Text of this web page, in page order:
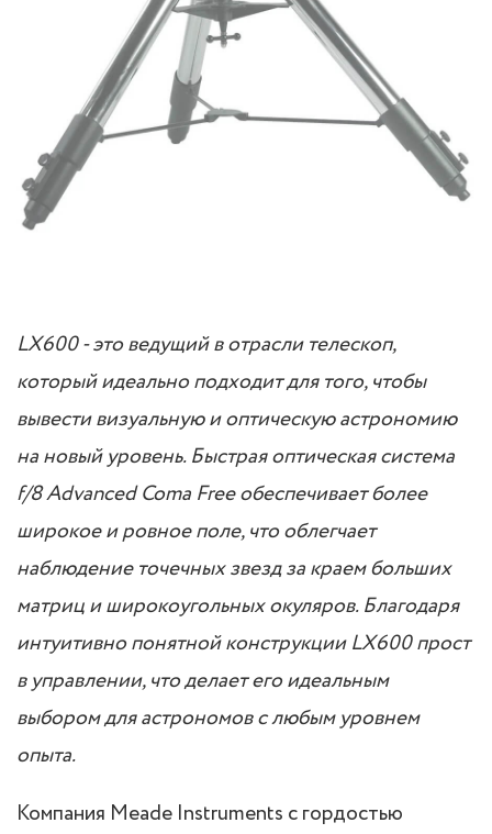
LX600 - это ведущий в отрасли телескоп,
который идеально подходит для того, чтобы
вывести визуальную и оптическую астрономию
на новый уровень. Быстрая оптическая система
f/8 Advanced Coma Free обеспечивает более
широкое и ровное поле, что облегчает
наблюдение точечных звезд за краем больших
матриц и широкоугольных окуляров. Благодаря
интуитивно понятной конструкции LX600 прост
в управлении, что делает его идеальным
выбором для астрономов с любым уровнем
опыта.
Компания Meade Instruments с гордостью